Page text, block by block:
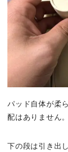
パッド自体が柔
配はありません。
下の段は引き出